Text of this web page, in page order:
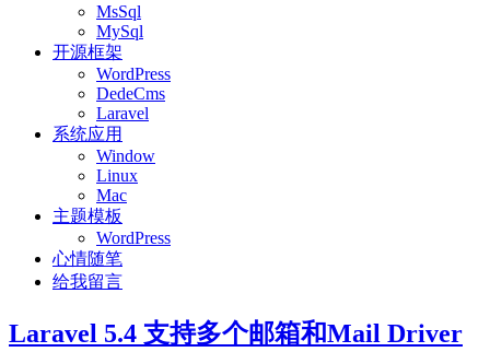
MsSql
MySql
开源框架
WordPress
DedeCms
Laravel
系统应用
Window
Linux
Mac
主题模板
WordPress
心情随笔
给我留言
Laravel 5.4 支持多个邮箱和Mail Driver